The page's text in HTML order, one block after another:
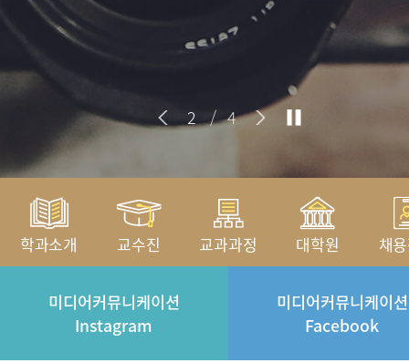
2 / 4
학과소개 교수진 교과과정 대학원 채
미디어커뮤니케이션
Instagram
미디어커뮤니케이션
Facebook